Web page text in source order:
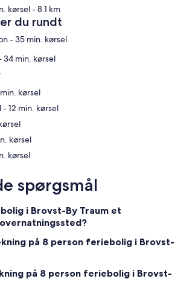
kørsel- 8.1 km
du rundt
- 35 min. kørsel
34 min. kørsel
- ‬10 min. kørsel
‪Svinkløv Badehotel - ‬12 min. kørsel
kørsel
- ‬10 min. kørsel
- ‬9 min. kørsel
spørgsmål
i Brovst-By Traum et
på 8 person feriebolig i Brovst-
på 8 person feriebolig i Brovst-